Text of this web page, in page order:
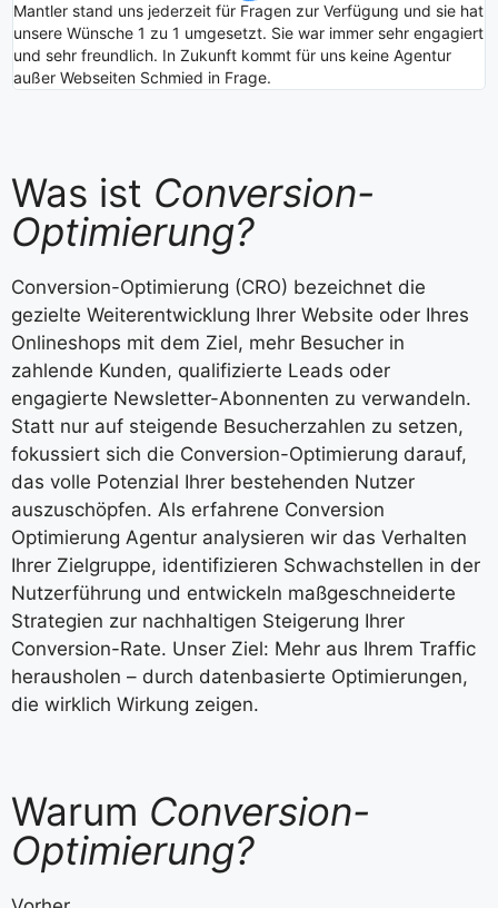
Mantler stand uns jederzeit für Fragen zur Verfügung und sie hat
unsere Wünsche 1 zu 1 umgesetzt. Sie war immer sehr engagiert
und sehr freundlich. In Zukunft kommt für uns keine Agentur
außer Webseiten Schmied in Frage.
Was ist Conversion-
Optimierung?
Conversion-Optimierung (CRO) bezeichnet die
gezielte Weiterentwicklung Ihrer Website oder Ihres
Onlineshops mit dem Ziel, mehr Besucher in
zahlende Kunden, qualifizierte Leads oder
engagierte Newsletter-Abonnenten zu verwandeln.
Statt nur auf steigende Besucherzahlen zu setzen,
fokussiert sich die Conversion-Optimierung darauf,
das volle Potenzial Ihrer bestehenden Nutzer
auszuschöpfen. Als erfahrene Conversion
Optimierung Agentur analysieren wir das Verhalten
Ihrer Zielgruppe, identifizieren Schwachstellen in der
Nutzerführung und entwickeln maßgeschneiderte
Strategien zur nachhaltigen Steigerung Ihrer
Conversion-Rate. Unser Ziel: Mehr aus Ihrem Traffic
herausholen – durch datenbasierte Optimierungen,
die wirklich Wirkung zeigen.
Warum Conversion-
Optimierung?